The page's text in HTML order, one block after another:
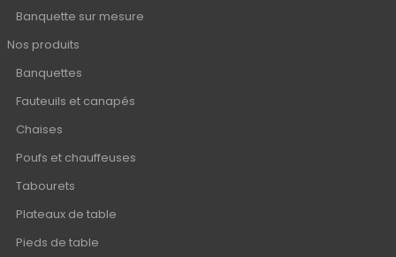
Banquette sur mesure
Nos produits
Banquettes
Fauteuils et canapés
Chaises
Poufs et chauffeuses
Tabourets
Plateaux de table
Pieds de table